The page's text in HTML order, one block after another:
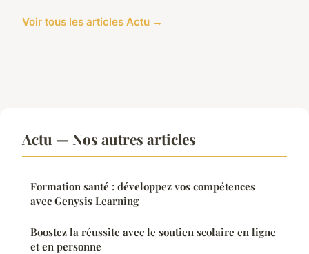
Voir tous les articles Actu →
Actu — Nos autres articles
Formation santé : développez vos compétences
avec Genysis Learning
Boostez la réussite avec le soutien scolaire en ligne
et en personne